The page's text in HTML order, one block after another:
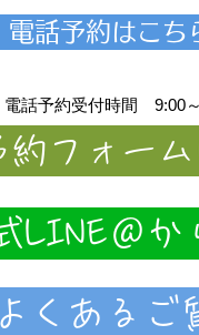
電話予約はこち
電話予約受付時間 9:00
約フォー
LINE＠か
よくあるご